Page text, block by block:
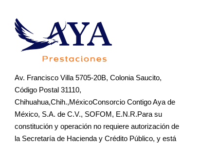
Av. Francisco Villa 5705-20B, Colonia Saucito,
Código Postal 31110,
Chihuahua,Chih.,MéxicoConsorcio Contigo Aya de
México, S.A. de C.V., SOFOM, E.N.R.Para su
constitución y operación no requiere autorización de
la Secretaría de Hacienda y Crédito Público, y está